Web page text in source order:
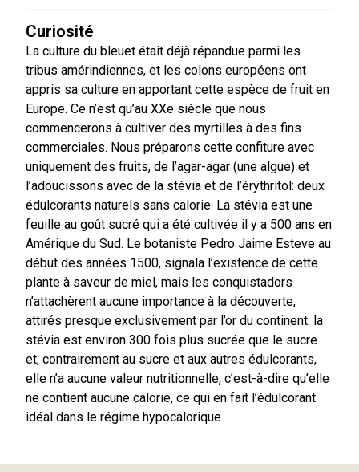
Curiosité
La culture du bleuet était déjà répandue parmi les
tribus amérindiennes, et les colons européens ont
appris sa culture en apportant cette espèce de fruit en
Europe. Ce n’est qu’au XXe siècle que nous
commencerons à cultiver des myrtilles à des fins
commerciales. Nous préparons cette confiture avec
uniquement des fruits, de l’agar-agar (une algue) et
l’adoucissons avec de la stévia et de l’érythritol: deux
édulcorants naturels sans calorie. La stévia est une
feuille au goût sucré qui a été cultivée il y a 500 ans en
Amérique du Sud. Le botaniste Pedro Jaime Esteve au
début des années 1500, signala l’existence de cette
plante à saveur de miel, mais les conquistadors
n’attachèrent aucune importance à la découverte,
attirés presque exclusivement par l’or du continent. la
stévia est environ 300 fois plus sucrée que le sucre
et, contrairement au sucre et aux autres édulcorants,
elle n’a aucune valeur nutritionnelle, c’est-à-dire qu’elle
ne contient aucune calorie, ce qui en fait l’édulcorant
idéal dans le régime hypocalorique.